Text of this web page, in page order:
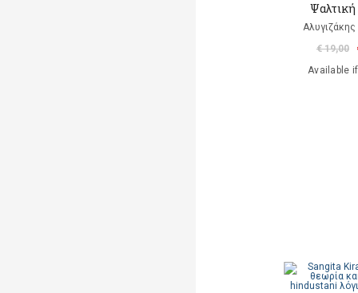
Ψαλτική
€ 19,00
Available